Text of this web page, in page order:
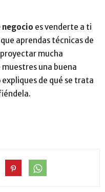
negocio es venderte a ti
aprendas técnicas de
mucha
una buena
de qué se trata